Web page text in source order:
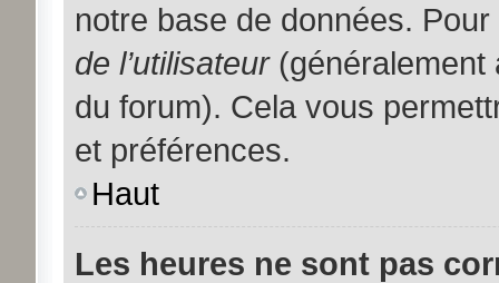
notre base de données.
de l’utilisateur(généralement
du forum). Cela vous
et préférences.
Haut
Les heures ne sont pas